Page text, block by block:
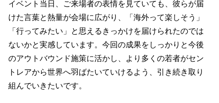
イベント当日、ご来場者の表情を見ていても、彼らが届
けた言葉と熱量が会場に広がり、「海外って楽しそう」
「行ってみたい」と思えるきっかけを届けられたのでは
ないかと実感しています。今回の成果をしっかりと今後
のアウトバウンド施策に活かし、より多くの若者がセン
トレアから世界へ羽ばたいていけるよう、引き続き取り
組んでいきたいです。